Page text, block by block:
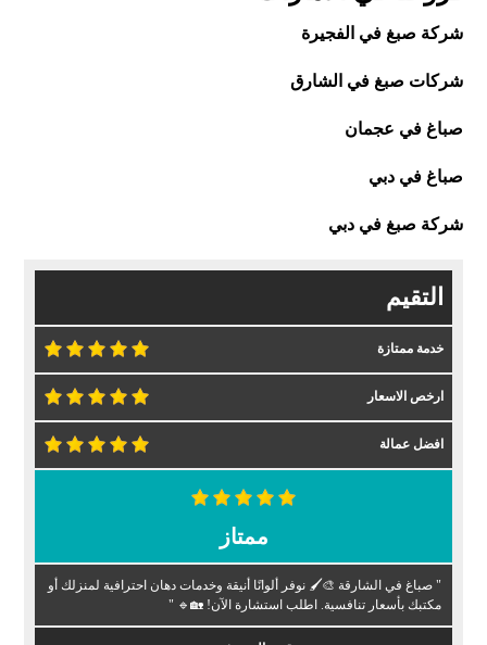
شركة صبغ في الفجيرة
شركات صبغ في الشارق
صباغ في عجمان
صباغ في دبي
شركة صبغ في دبي
التقيم
خدمة ممتازة
ارخص الاسعار
افضل عمالة
ممتاز
" صباغ في الشارقة 🎨🖌️ نوفر ألوانًا أنيقة وخدمات دهان احترافية لمنزلك أو
مكتبك بأسعار تنافسية. اطلب استشارة الآن! 🏡🔹 "